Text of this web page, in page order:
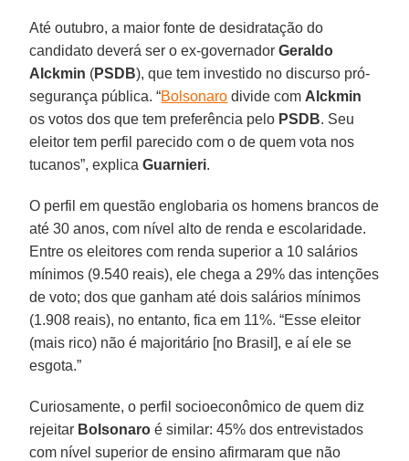
Até outubro, a maior fonte de desidratação do
candidato deverá ser o ex-governadorGeraldo
Alckmin (PSDB), que tem investido no discurso pró-
segurança pública. “Bolsonaro divide com Alckmin
os votos dos que tem preferência pelo PSDB. Seu
eleitor tem perfil parecido com o de quem vota nos
tucanos”, explicaGuarnieri.
O perfil em questão englobaria os homens brancos de
até 30 anos, com nível alto de renda e escolaridade.
Entre os eleitores com renda superior a 10 salários
mínimos (9.540 reais), ele chega a 29% das intenções
de voto; dos que ganham até dois salários mínimos
(1.908 reais), no entanto, fica em 11%. “Esse eleitor
(mais rico) não é majoritário [no Brasil], e aí ele se
esgota.”
Curiosamente, o perfil socioeconômico de quem diz
rejeitar Bolsonaro é similar: 45% dos entrevistados
com nível superior de ensino afirmaram que não